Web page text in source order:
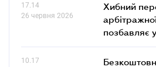
17.14
26 червня 2026
Хибний
позбавляє
10.17